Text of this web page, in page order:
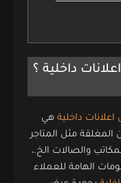
داخلية ؟
داخلية هي
مثل المتاجر
والصالات الخ.،
الهامة للعملاء